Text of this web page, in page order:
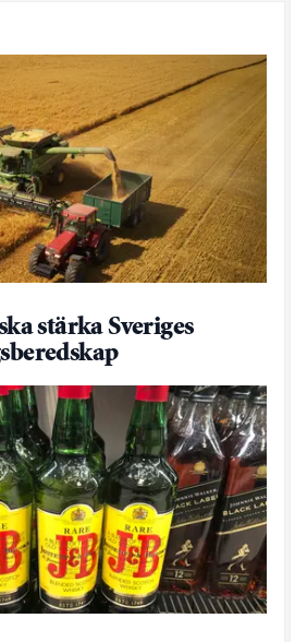
stärka Sveriges